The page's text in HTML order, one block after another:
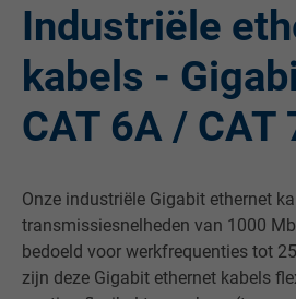
Industriële
kabels -
CAT 6A / CAT
Onze industriële Gigabit ethernet
transmissiesnelheden van 1000
bedoeld voor werkfrequenties tot
zijn deze Gigabit ethernet kabels